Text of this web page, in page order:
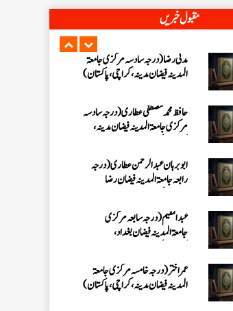
مقبول خبریں
حافظ محمد مصطفٰی عطاری (درجہ سادسہ
مرکزی جامعۃالمدينہ فیضان مدینہ،
ابو برہان عبدالرحمن عطاری (درجہ
رابعہ جامعۃالمدینہ فیضان رضا
عبدالمقیم (درجہ سابعہ مرکزی
جامعۃالمدینہ فیضان بغداد،
عمر اختر (درجہ خامسہ مرکزی جامعۃ
المدینہ فیضان مدینہ ،کراچی،پاکستان)
محمد وقاص (مرکزی جامعۃ المدینہ
فیضان مدینہ،کراچی ،پاکستان)
محمد سعد عمران (درجہ عالیہ مرکزی جامعۃ
المدینہ فیضانِ مدینہ ،کراچی ،پاکستان)